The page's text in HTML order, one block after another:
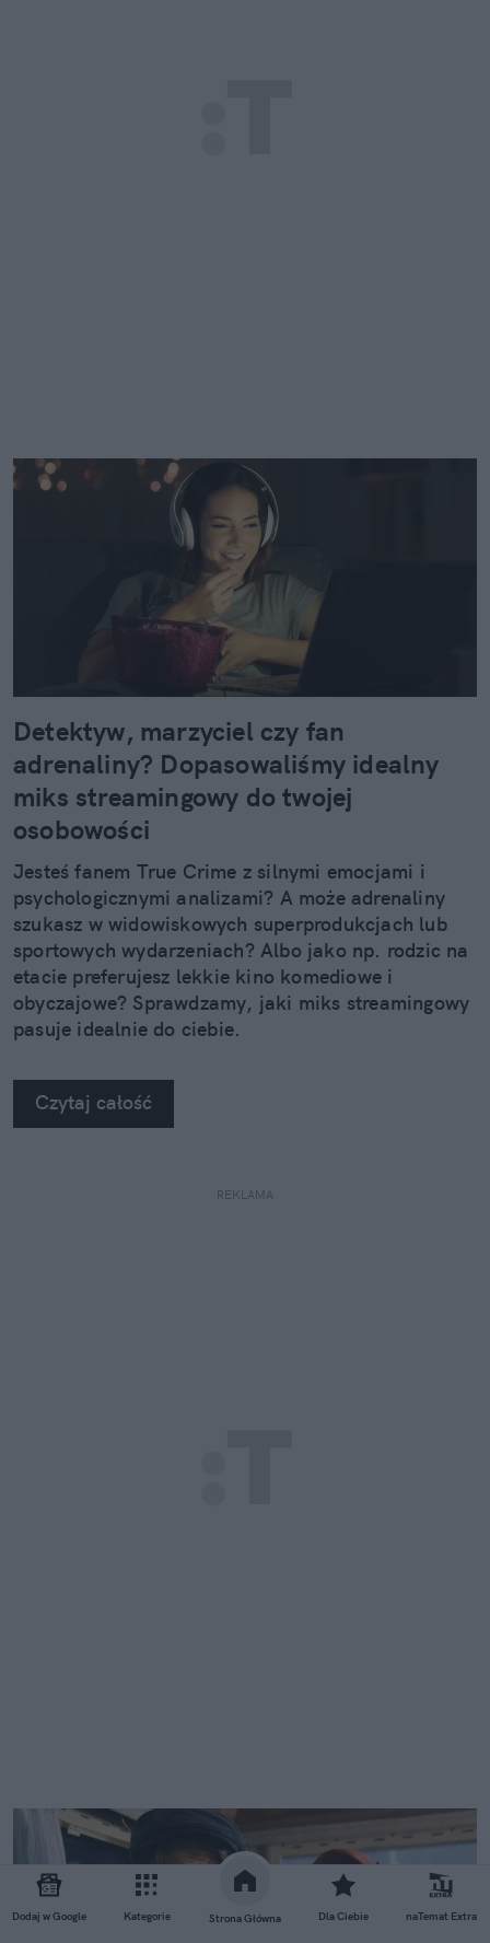
Dodaj w Google Kategorie Strona Główna Dla Ciebie naTemat Extra
Detektyw, marzyciel czy fan
adrenaliny? Dopasowaliśmy idealny
miks streamingowy do twojej
osobowości
Jesteś fanem True Crime z silnymi emocjami i
psychologicznymi analizami? A może adrenaliny
szukasz w widowiskowych superprodukcjach lub
sportowych wydarzeniach? Albo jako np. rodzic na
etacie preferujesz lekkie kino komediowe i
obyczajowe? Sprawdzamy, jaki miks streamingowy
pasuje idealnie do ciebie.
Czytaj całość
REKLAMA